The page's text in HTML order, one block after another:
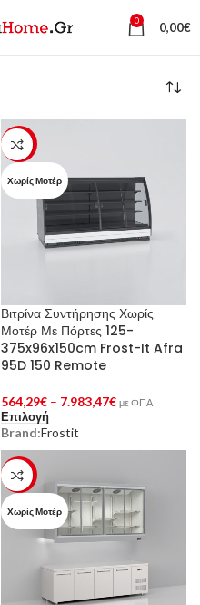
0 0,00€
-23%
Χωρίς Μοτέρ
Βιτρίνα Συντήρησης Χωρίς
Μοτέρ Με Πόρτες 125-
375x96x150cm Frost-It Afra
95D 150 Remote
564,29€ – 7.983,47€ με ΦΠΑ
Επιλογή
Brand:Frostit
-23%
Χωρίς Μοτέρ